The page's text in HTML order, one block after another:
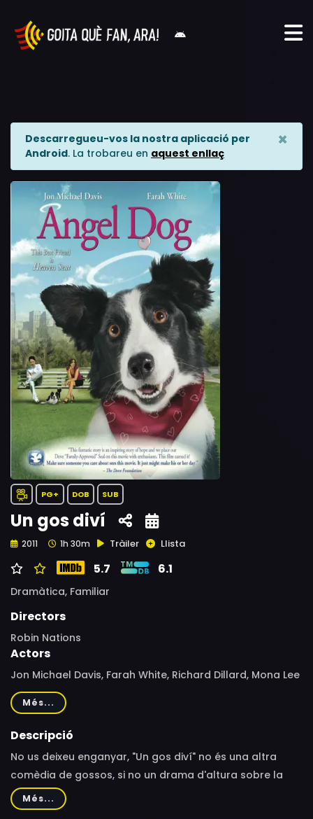
Descarregueu-vos la nostra aplicació per
Android. La trobareu en aquest enllaç
×
PG+ DOB SUB
Un gos diví
2011 1h 30m Tràiler Llista
5.7 6.1
Dramàtica, Familiar
Directors
Robin Nations
Actors
Jon Michael Davis, Farah White, Richard Dillard, Mona Lee
Fultz, Step Rowe
Més...
Descripció
No us deixeu enganyar, "Un gos diví" no és una altra
comèdia de gossos, si no un drama d'altura sobre la
pèrdua i l'amistat entre humans i els seus millors amics,
els gossos.El Jake perd a la seva esposa i fills en un
Més...